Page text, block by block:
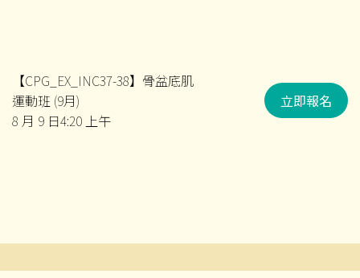
【CPG_EX_INC37-38】骨盆底肌
運動班 (9月)
8 月 9 日4:20 上午
立即報名